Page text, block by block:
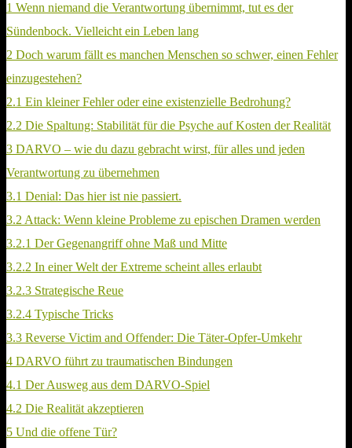
1 Wenn niemand die Verantwortung übernimmt, tut es der
Sündenbock. Vielleicht ein Leben lang
2 Doch warum fällt es manchen Menschen so schwer, einen Fehler
einzugestehen?
2.1 Ein kleiner Fehler oder eine existenzielle Bedrohung?
2.2 Die Spaltung: Stabilität für die Psyche auf Kosten der Realität
3 DARVO – wie du dazu gebracht wirst, für alles und jeden
Verantwortung zu übernehmen
3.1 Denial: Das hier ist nie passiert.
3.2 Attack: Wenn kleine Probleme zu epischen Dramen werden
3.2.1 Der Gegenangriff ohne Maß und Mitte
3.2.2 In einer Welt der Extreme scheint alles erlaubt
3.2.3 Strategische Reue
3.2.4 Typische Tricks
3.3 Reverse Victim and Offender: Die Täter-Opfer-Umkehr
4 DARVO führt zu traumatischen Bindungen
4.1 Der Ausweg aus dem DARVO-Spiel
4.2 Die Realität akzeptieren
5 Und die offene Tür?